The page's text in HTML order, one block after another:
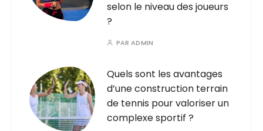
selon le niveau des joueurs
?
PARADMIN
Quels sont les avantages
d’une construction terrain
de tennis pour valoriser un
complexe sportif ?